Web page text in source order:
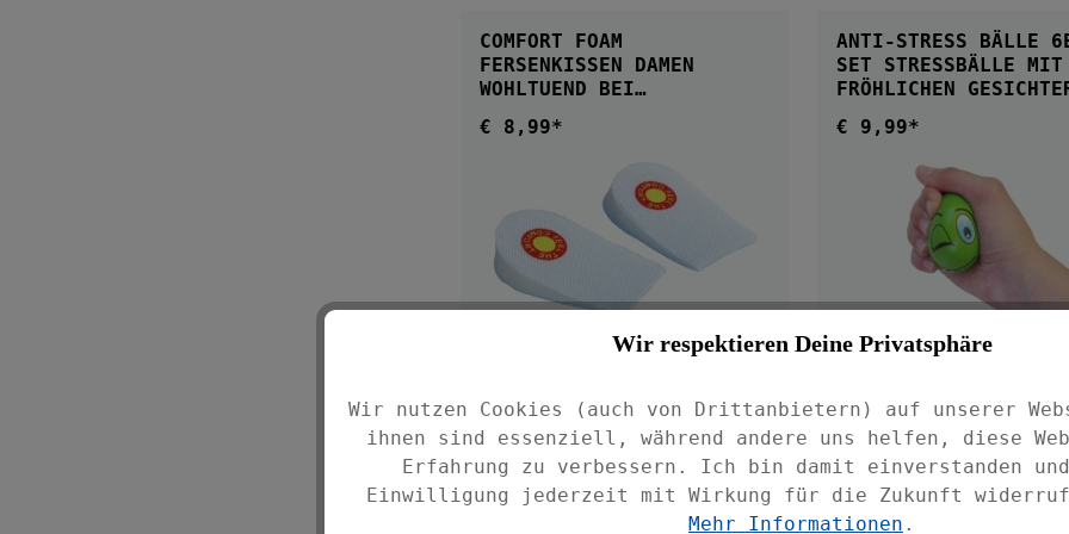
COMFORT FOAM
FERSENKISSEN DAMEN
WOHLTUEND BEI
Regulärer Preis:
€ 8,99*
ANTI-STRESS BÄLLE
SET STRESSBÄLLE MIT
FRÖHLICHEN
Regulärer Preis:
€ 9,99*
DAMENBART BLOCKER ROLL-
ON AUS PFLANZLICHEN
EXTRAKTEN
Inhalt:0.01 Liter
(€ 1.499,00 / 1 Liter)
COMFORT FOAM
FERSENKISSEN HERREN
WOHLTUEND BEI
FERSENSPORN
Regulärer Preis:
€ 8,99*
Wir respektieren Deine Privatsphäre
Wir nutzen Cookies (auch von Drittanbietern) auf unserer
ihnen sind essenziell, während andere uns helfen, diese
Erfahrung zu verbessern. Ich bin damit einverstanden und
Einwilligung jederzeit mit Wirkung für die Zukunft
Mehr Informationen .